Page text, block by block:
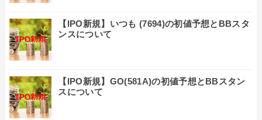
【IPO新規】いつも (7694)の初値予想とBBスタ
ンスについて
【IPO新規】GO(581A)の初値予想とBBスタン
スについて